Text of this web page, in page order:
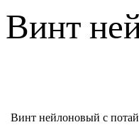
Винт
Винт нейлоновый с